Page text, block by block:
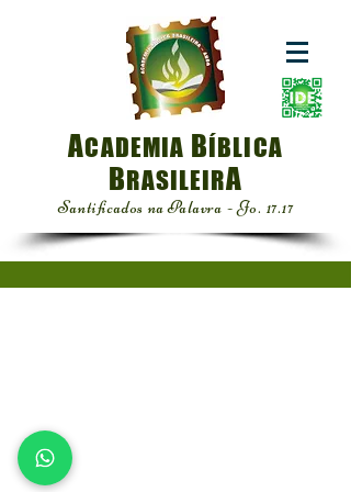
ACADEMIA BÍBLICA
BRASILEIRA
Santificados na Palavra - Jo. 17.17